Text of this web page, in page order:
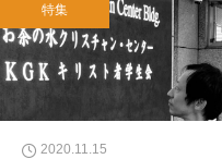
特集
2020.11.15